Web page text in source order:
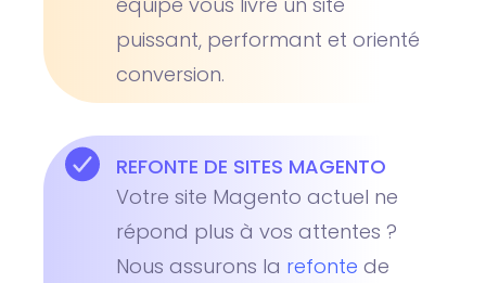
puissant, performant et orienté
conversion.
REFONTE DE SITES MAGENTO
Votre site Magento actuel ne
répond plus à vos attentes ?
Nous assurons la refonte de